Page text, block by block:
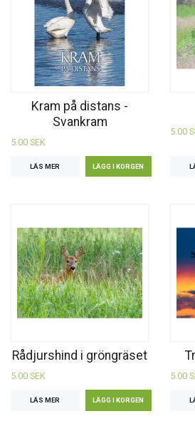
Kram på distans -
Svankram
5.00 SEK
LÄS MER
5.00
Rådjurshind i gröngräset
5.00 SEK
LÄS MER
5.00